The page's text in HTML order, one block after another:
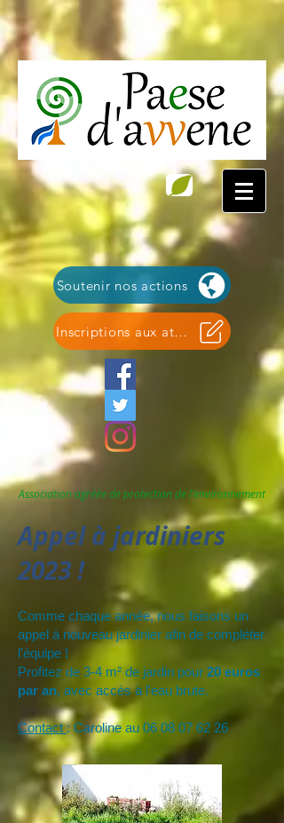
Soutenir nos actions
Inscriptions aux ateliers
Association agréée de protection de l'environnement
Appel à jardiniers
2023 !
Comme chaque année, nous faisons un
appel à nouveau jardinier afin de compléter
l'équipe !
Profitez de 3-4 m² de jardin pour 20 euros
par an, avec accès à l'eau brute.
Contact: Caroline au 06 08 07 62 26